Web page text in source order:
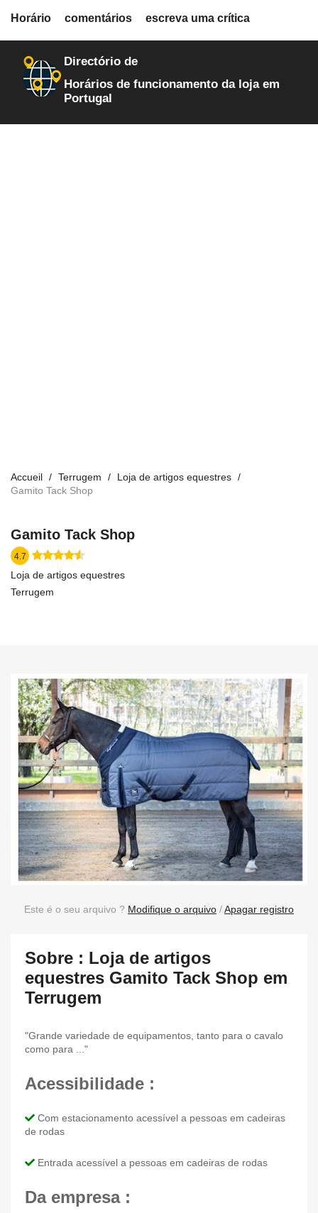
loja-de-artigos-equestres
Directório de
Horários de funcionamento da loja em
Portugal
Accueil Terrugem
Loja de artigos equestres
Gamito Tack Shop
Gamito Tack Shop
4.7
Loja de artigos equestres
Terrugem
Horário comentários escreva uma crítica
Este é o seu arquivo ? Modifique o arquivo /Apagar registro
Sobre : Loja de artigos
equestres Gamito Tack Shop em
Terrugem
"Grande variedade de equipamentos, tanto para o cavalo
como para ..."
Acessibilidade :
Com estacionamento acessível a pessoas em cadeiras
de rodas
Entrada acessível a pessoas em cadeiras de rodas
Da empresa :